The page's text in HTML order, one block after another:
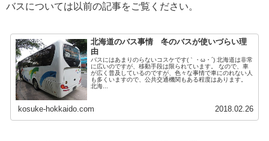
バスについては以前の記事をご覧ください。
北海道のバス事情 冬のバスが使いづらい理
由
バスにはあまりのらないコスケです(｀・ω・´) 北海道は非常
に広いのですが、移動手段は限られています。 なので、車
が広く普及しているのですが、色々な事情で車にのれない人
も多くいますので、公共交通機関もある程度はあります。
北海...
kosuke-hokkaido.com 2018.02.26